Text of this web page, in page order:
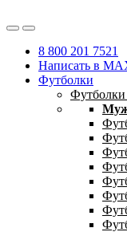
8 800 201 7521
Написать в
Футболки